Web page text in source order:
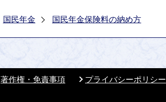
国民年金 国民年金保険料の納め方
著作権・免責事項 プライバシーポリシー